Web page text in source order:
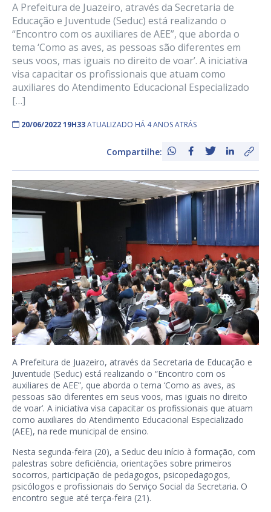
A Prefeitura de Juazeiro, através da Secretaria de
Educação e Juventude (Seduc) está realizando o
“Encontro com os auxiliares de AEE”, que aborda o
tema ‘Como as aves, as pessoas são diferentes em
seus voos, mas iguais no direito de voar’. A iniciativa
visa capacitar os profissionais que atuam como
auxiliares do Atendimento Educacional Especializado
[…]
20/06/2022 19H33ATUALIZADO HÁ 4 ANOS ATRÁS
Compartilhe:
A Prefeitura de Juazeiro, através da Secretaria de Educação e
Juventude (Seduc) está realizando o “Encontro com os
auxiliares de AEE”, que aborda o tema ‘Como as aves, as
pessoas são diferentes em seus voos, mas iguais no direito
de voar’. A iniciativa visa capacitar os profissionais que atuam
como auxiliares do Atendimento Educacional Especializado
(AEE), na rede municipal de ensino.
Nesta segunda-feira (20), a Seduc deu início à formação, com
palestras sobre deficiência, orientações sobre primeiros
socorros, participação de pedagogos, psicopedagogos,
psicólogos e profissionais do Serviço Social da Secretaria. O
encontro segue até terça-feira (21).